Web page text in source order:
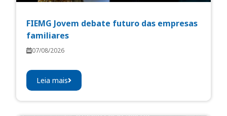
FIEMG Jovem debate futuro das empresas
familiares
07/08/2026
Leia mais